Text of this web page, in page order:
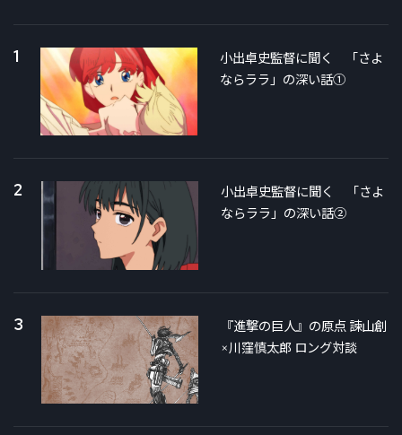
1
小出卓史監督に聞く 「さよ
ならララ」の深い話①
2
小出卓史監督に聞く 「さよ
ならララ」の深い話②
3
『進撃の巨人』の原点 諫山創
×川窪慎太郎 ロング対談